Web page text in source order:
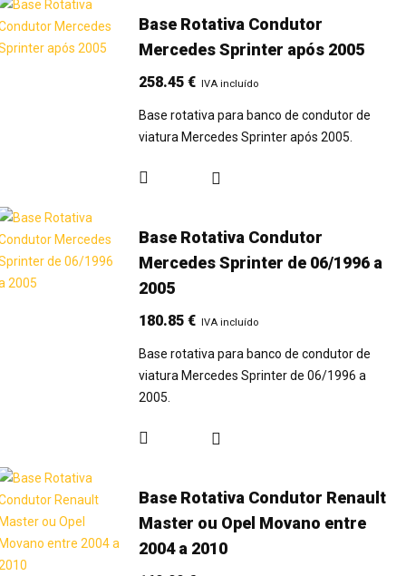
Base Rotativa Condutor
Mercedes Sprinter após 2005
258.45€ IVA incluído
Base rotativa para banco de condutor de
viatura Mercedes Sprinter após 2005.
Base Rotativa Condutor
Mercedes Sprinter de 06/1996 a
2005
180.85€ IVA incluído
Base rotativa para banco de condutor de
viatura Mercedes Sprinter de 06/1996 a
2005.
Base Rotativa Condutor Renault
Master ou Opel Movano entre
2004 a 2010